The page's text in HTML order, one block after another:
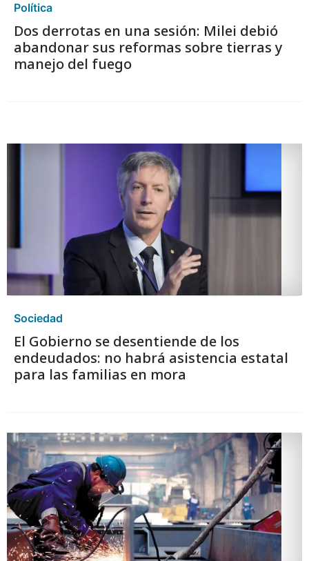
Política
Dos derrotas en una sesión: Milei debió
abandonar sus reformas sobre tierras y
manejo del fuego
Sociedad
El Gobierno se desentiende de los
endeudados: no habrá asistencia estatal
para las familias en mora